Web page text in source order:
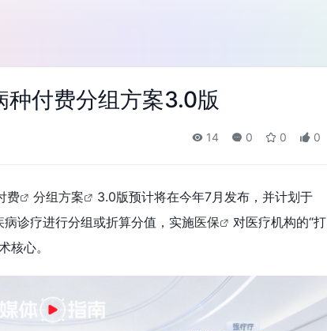
种付费分组方案3.0版
14 0 0 0
费 分组方案
3.0版预计将在今年7月发布，并计划于
诊疗进行分组或折算分值，实施医保
对医疗机构的“打
核心。